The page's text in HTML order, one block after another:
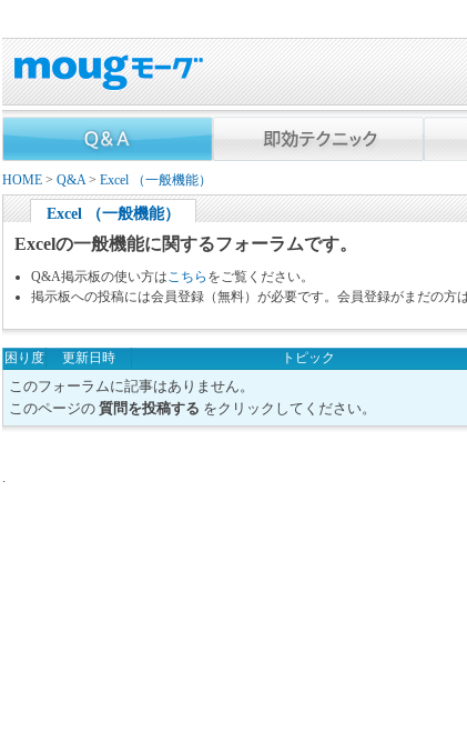
HOME > Q&A> Excel （一般機能）
Excel （一般機能）
Excelの一般機能に関するフォーラムです。
Q&A掲示板の使い方は こちら をご覧ください。
掲示板への投稿には会員登録（無料）が必要です。会員登録がまだの方
困り度 更新日時 トピック
このフォーラムに記事はありません。
このページの 質問を投稿する をクリックしてください。